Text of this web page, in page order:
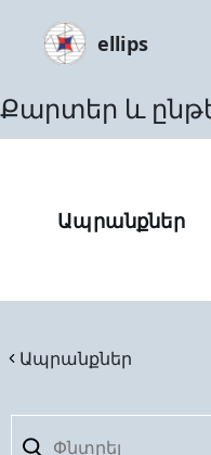
ellips
Քարտեր և
Ապրանքներ
Ապրանքներ